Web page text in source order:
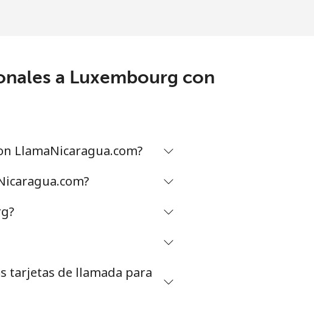
→
a Luxembourg con
LlamaNicaragua.com?
tarjetas de llamada para